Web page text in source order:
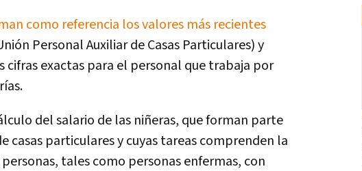
como referencia los valores más recientes
Personal Auxiliar de Casas Particulares) y
cifras exactas para el personal que trabaja por
del salario de las niñeras, que forman parte
casas particulares y cuyas tareas comprenden la
tales como personas enfermas, con